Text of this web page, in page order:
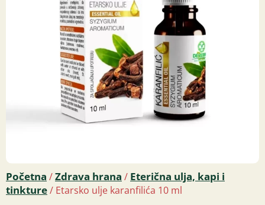
Početna /Zdrava hrana / Eterična ulja, kapi i
tinkture/ Etarsko ulje karanfilića 10 ml